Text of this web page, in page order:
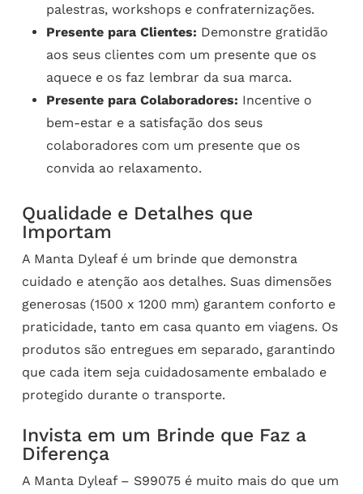
palestras, workshops e confraternizações.
Presente para Clientes: Demonstre gratidão
aos seus clientes com um presente que os
aquece e os faz lembrar da sua marca.
Presente para Colaboradores: Incentive o
bem-estar e a satisfação dos seus
colaboradores com um presente que os
convida ao relaxamento.
Qualidade e Detalhes que
Importam
A Manta Dyleaf é um brinde que demonstra
cuidado e atenção aos detalhes. Suas dimensões
generosas (1500 x 1200 mm) garantem conforto e
praticidade, tanto em casa quanto em viagens. Os
produtos são entregues em separado, garantindo
que cada item seja cuidadosamente embalado e
protegido durante o transporte.
Invista em um Brinde que Faz a
Diferença
A Manta Dyleaf – S99075 é muito mais do que um